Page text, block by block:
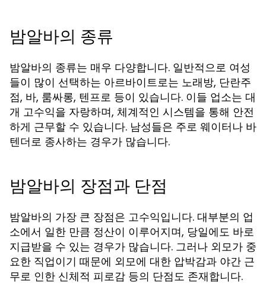
밤알바의 종류
밤알바의 종류는 매우 다양합니다. 일반적으로 여성
들이 많이 선택하는 아르바이트로는 노래방, 단란주
점, 바, 룸싸롱, 텐프로 등이 있습니다. 이들 업소는 대
개 고수익을 자랑하며, 체계적인 시스템을 통해 안전
하게 근무할 수 있습니다. 남성들은 주로 웨이터나 바
텐더로 종사하는 경우가 많습니다.
밤알바의 장점과 단점
밤알바의 가장 큰 장점은 고수익입니다. 대부분의 업
소에서 일한 만큼 정산이 이루어지며, 당일에도 바로
지급받을 수 있는 경우가 많습니다. 그러나 외모가 중
요한 직업이기 때문에 외모에 대한 압박감과 야간 근
무로 인한 신체적 피로감 등의 단점도 존재합니다.